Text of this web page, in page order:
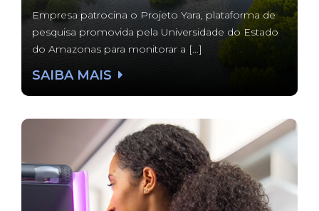
Empresa patrocina o Projeto Yara, plataforma de
pesquisa promovida pela Universidade do Estado
do Amazonas para monitorar a […]
SAIBA MAIS